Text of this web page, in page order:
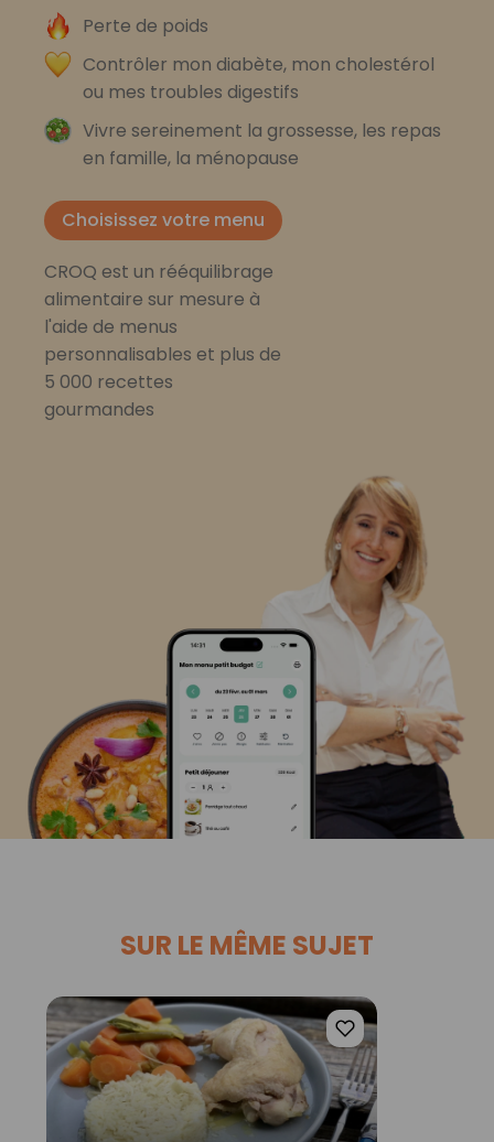
Perte de poids
Contrôler mon diabète, mon cholestérol
ou mes troubles digestifs
Vivre sereinement la grossesse, les repas
en famille, la ménopause
Choisissez votre menu
CROQ est un rééquilibrage
alimentaire sur mesure à
l'aide de menus
personnalisables et plus de
5 000 recettes
gourmandes
SUR LE MÊME SUJET